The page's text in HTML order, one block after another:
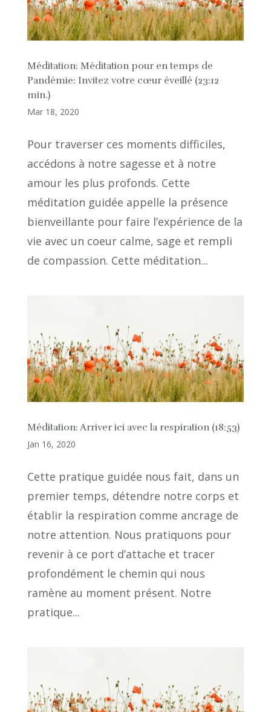
Méditation: Méditation pour en temps de
Pandémie: Invitez votre cœur éveillé (23:12
min.)
Mar 18, 2020
Pour traverser ces moments difficiles,
accédons à notre sagesse et à notre
amour les plus profonds. Cette
méditation guidée appelle la présence
bienveillante pour faire l’expérience de la
vie avec un coeur calme, sage et rempli
de compassion. Cette méditation...
Méditation: Arriver ici avec la respiration (18:53)
Jan 16, 2020
Cette pratique guidée nous fait, dans un
premier temps, détendre notre corps et
établir la respiration comme ancrage de
notre attention. Nous pratiquons pour
revenir à ce port d’attache et tracer
profondément le chemin qui nous
ramène au moment présent. Notre
pratique...